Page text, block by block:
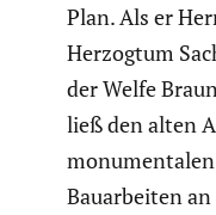
Plan. Als er
Herzogtum
der Welfe
ließ den alten
monumen­talen
Bauar­beiten